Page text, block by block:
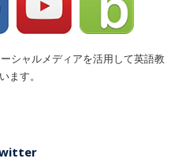
シャルメディアを活用して英語教
ます。